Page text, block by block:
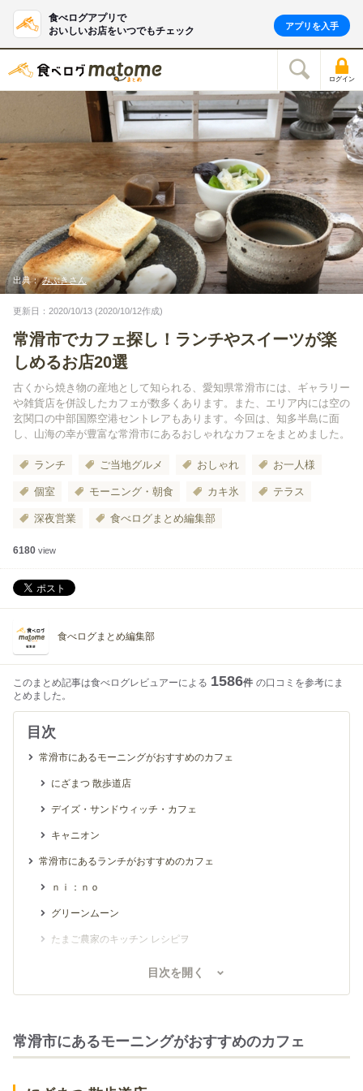
食べログアプリで
おいしいお店をいつでもチェック
アプリを入手
ログイン
出典：みぶきさん
更新日：2020/10/13 (2020/10/12作成)
常滑市でカフェ探し！ランチやスイーツが楽
しめるお店20選
古くから焼き物の産地として知られる、愛知県常滑市には、ギャラリー
や雑貨店を併設したカフェが数多くあります。また、エリア内には空の
玄関口の中部国際空港セントレアもあります。今回は、知多半島に面
し、山海の幸が豊富な常滑市にあるおしゃれなカフェをまとめました。
ランチ ご当地グルメ おしゃれ お一人様
個室 モーニング・朝食 カキ氷 テラス
深夜営業 食べログまとめ編集部
6180 view
食べログまとめ編集部
このまとめ記事は食べログレビュアーによる 1586件 の口コミを参考にま
とめました。
目次
常滑市にあるモーニングがおすすめのカフェ
にざまつ 散歩道店
デイズ・サンドウィッチ・カフェ
キャニオン
常滑市にあるランチがおすすめのカフェ
ｎｉ：ｎｏ
グリーンムーン
たまご農家のキッチン レシピヲ
BAGEL CAFE SORARIN
目次を開く
常滑市にあるモーニングがおすすめのカフェ